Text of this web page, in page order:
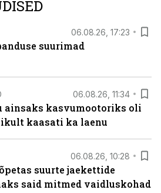
06.08.26, 17:23
suurimad
06.08.26, 11:34
ainsaks kasvumootoriks oli
kaasati ka laenu
06.08.26, 10:28
suurte jaekettide
said mitmed vaidluskohad